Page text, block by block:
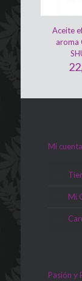
Aceite
aroma
Mi cuenta
Mi
Pasión y